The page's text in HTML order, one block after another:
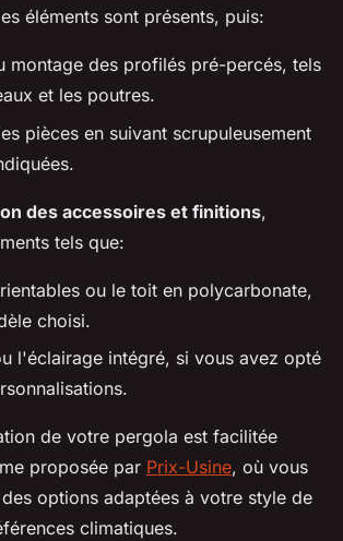
éléments sont présents, puis:
montage des profilés pré-percés, tels
et les poutres.
pièces en suivant scrupuleusement
des accessoires et finitions,
tels que:
ou le toit en polycarbonate,
choisi.
l'éclairage intégré, si vous avez opté
de votre pergola est facilitée
proposée par Prix-Usine, où vous
options adaptées à votre style de
climatiques.